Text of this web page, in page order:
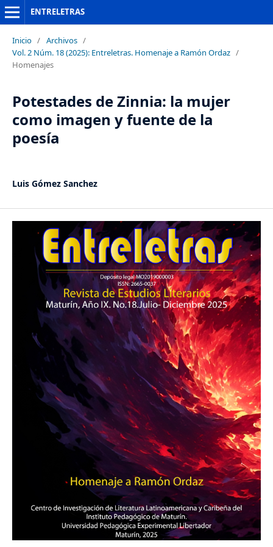
ENTRELETRAS
Inicio / Archivos /
Vol. 2 Núm. 18 (2025): Entreletras. Homenaje a Ramón Ordaz /
Homenajes
Potestades de Zinnia: la mujer
como imagen y fuente de la
poesía
Luis Gómez Sanchez